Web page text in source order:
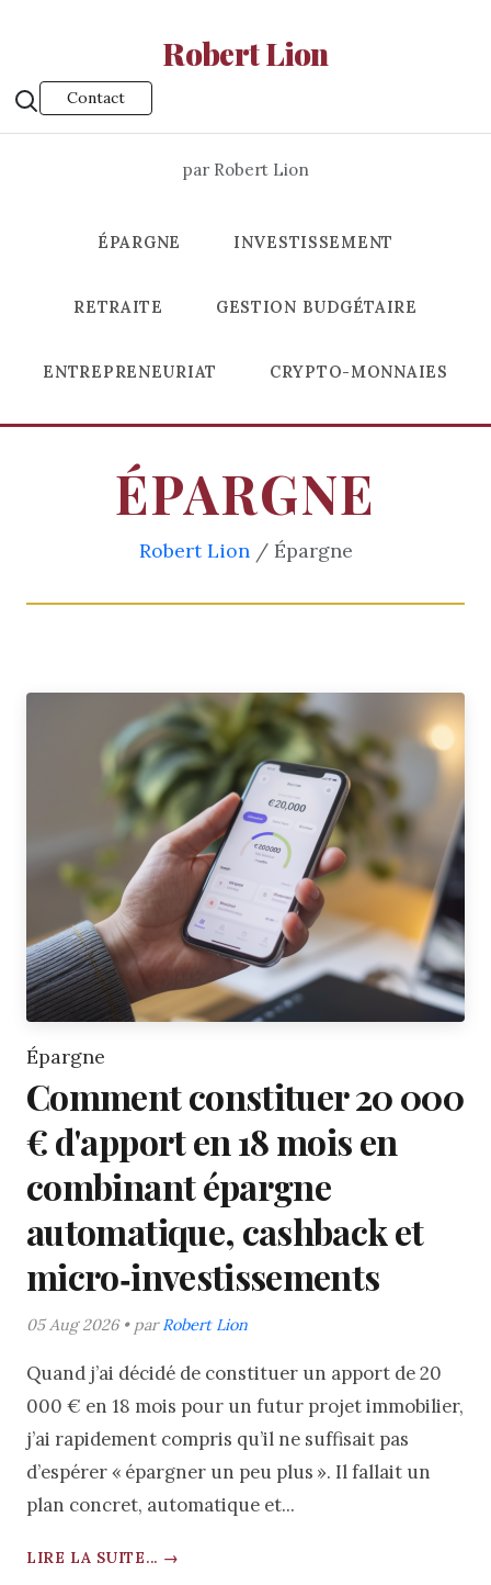
Robert Lion
Contact
par Robert Lion
ÉPARGNE INVESTISSEMENT
RETRAITE GESTION BUDGÉTAIRE
ENTREPRENEURIAT CRYPTO-MONNAIES
ÉPARGNE
Robert Lion/ Épargne
Épargne
Comment constituer 20 000
€ d'apport en 18 mois en
combinant épargne
automatique, cashback et
micro‑investissements
05 Aug 2026 • parRobert Lion
Quand j’ai décidé de constituer un apport de 20
000 € en 18 mois pour un futur projet immobilier,
j’ai rapidement compris qu’il ne suffisait pas
d’espérer « épargner un peu plus ». Il fallait un
plan concret, automatique et...
LIRE LA SUITE... →